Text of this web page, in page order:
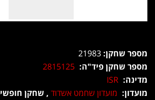
מספר שחקן:
מספר שחקן פיד"ה: 2815125
מדינה: ISR
מועדון: מועדון שחמט אשדוד , שחקן חופשי